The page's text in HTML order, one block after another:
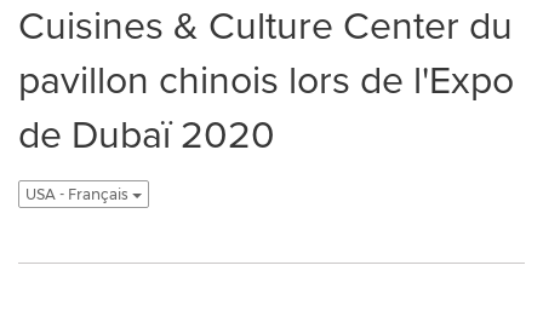
Cuisines & Culture Center du
pavillon chinois lors de l'Expo
de Dubaï 2020
USA - Français